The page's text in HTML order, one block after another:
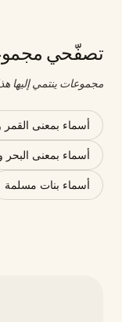
تصفّحي
مجموعات ينتمي إليها
أسماء بمعنى القمر
أسماء بمعنى البحر
أسماء بنات مسلمة